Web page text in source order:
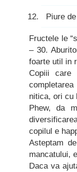
Piure
Fructele le
– 30.
foarte util in
Copiii
nitica, ori cu
Phew, da
copilul e
Asteptam
mancatului,
Daca va